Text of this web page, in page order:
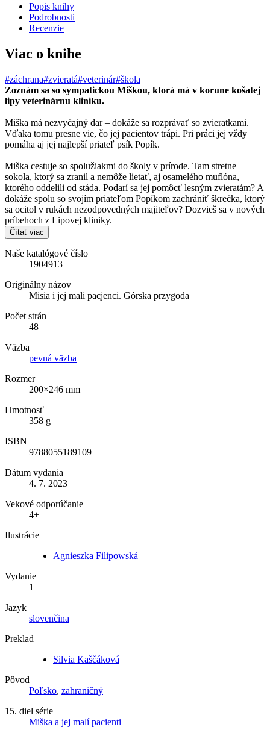
Popis knihy
Podrobnosti
Recenzie
Viac o knihe
#záchrana#zvieratá#veterinár#škola
Zoznám sa so sympatickou Miškou, ktorá má v korune košatej
lipy veterinárnu kliniku.
Miška má nezvyčajný dar – dokáže sa rozprávať so zvieratkami.
Vďaka tomu presne vie, čo jej pacientov trápi. Pri práci jej vždy
pomáha aj jej najlepší priateľ psík Popík.
Miška cestuje so spolužiakmi do školy v prírode. Tam stretne
sokola, ktorý sa zranil a nemôže lietať, aj osamelého muflóna,
ktorého oddelili od stáda. Podarí sa jej pomôcť lesným zvieratám? A
dokáže spolu so svojím priateľom Popíkom zachrániť škrečka, ktorý
sa ocitol v rukách nezodpovedných majiteľov? Dozvieš sa v nových
príbehoch z Lipovej kliniky.
Čítať viac
Naše katalógové číslo
1904913
Originálny názov
Misia i jej mali pacjenci. Górska przygoda
Počet strán
48
Väzba
pevná väzba
Rozmer
200×246 mm
Hmotnosť
358 g
ISBN
9788055189109
Dátum vydania
4. 7. 2023
Vekové odporúčanie
4+
Ilustrácie
Agnieszka Filipowská
Vydanie
1
Jazyk
slovenčina
Preklad
Silvia Kaščáková
Pôvod
Poľsko, zahraničný
15. diel série
Miška a jej malí pacienti